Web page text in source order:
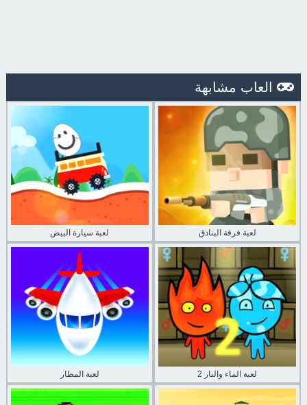
العاب مشابهة
لعبة سيارة البيض لعبة فرقة البنادق
لعبة المطار لعبة الماء والنار 2